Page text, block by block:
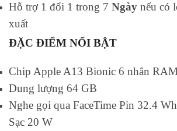
Hỗ trợ 1 đổi 1 trong 7 Ngày nếu có
xuất
ĐẶC ĐIỂM NỔI BẬT
Chip Apple A13 Bionic 6 nhân
Dung lượng 64 GB
Nghe gọi qua FaceTime Pin 32.4
Sạc 20 W